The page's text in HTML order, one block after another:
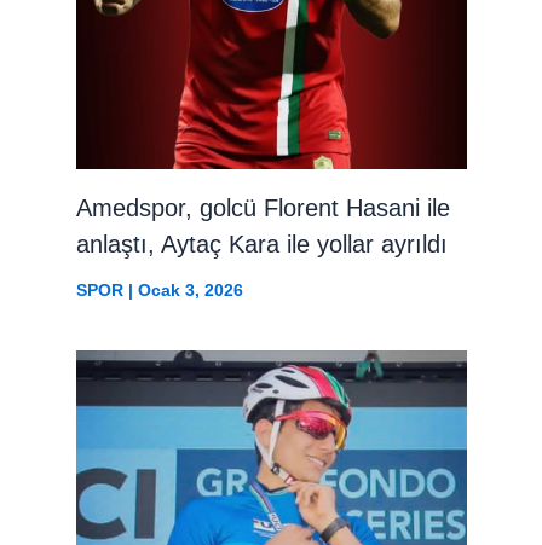
Amedspor, golcü Florent Hasani ile
anlaştı, Aytaç Kara ile yollar ayrıldı
SPOR| Ocak 3, 2026